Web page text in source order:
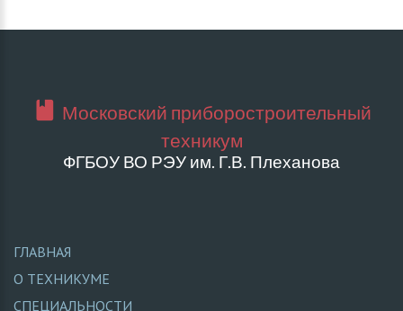
Московский приборостроительный
техникум
ФГБОУ ВО РЭУ им. Г.В. Плеханова
ГЛАВНАЯ
О ТЕХНИКУМЕ
СПЕЦИАЛЬНОСТИ